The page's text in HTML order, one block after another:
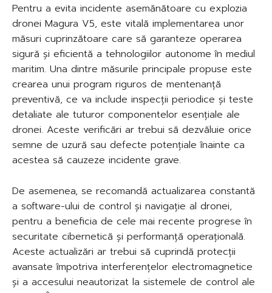
Pentru a evita incidente asemănătoare cu explozia
dronei Magura V5, este vitală implementarea unor
măsuri cuprinzătoare care să garanteze operarea
sigură și eficientă a tehnologiilor autonome în mediul
maritim. Una dintre măsurile principale propuse este
crearea unui program riguros de mentenanță
preventivă, ce va include inspecții periodice și teste
detaliate ale tuturor componentelor esențiale ale
dronei. Aceste verificări ar trebui să dezvăluie orice
semne de uzură sau defecte potențiale înainte ca
acestea să cauzeze incidente grave.
De asemenea, se recomandă actualizarea constantă
a software-ului de control și navigație al dronei,
pentru a beneficia de cele mai recente progrese în
securitate cibernetică și performanță operațională.
Aceste actualizări ar trebui să cuprindă protecții
avansate împotriva interferențelor electromagnetice
și a accesului neautorizat la sistemele de control ale